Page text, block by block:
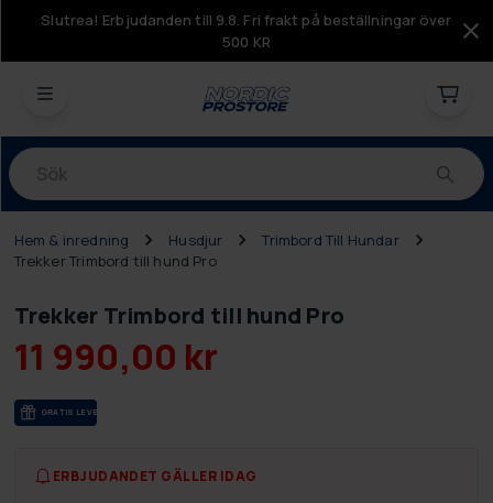
Slutrea! Erbjudanden till 9.8. Fri frakt på beställningar över
500 KR
Produkter
Hem & inredning Husdjur
Trimbord Till Hundar
Trekker Trimbord till hund Pro
Trekker Trimbord till hund Pro
11 990,00 kr
GRA­TIS LE­VE­RANS
ERBJUDANDET GÄLLER IDAG